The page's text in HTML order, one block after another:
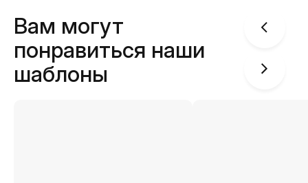
Вам могут
понравиться наши
шаблоны